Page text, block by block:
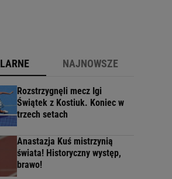
NAJNOWSZE
Rozstrzygnęli mecz Igi
Świątek z Kostiuk. Koniec w
trzech setach
Anastazja Kuś mistrzynią
świata! Historyczny występ,
brawo!